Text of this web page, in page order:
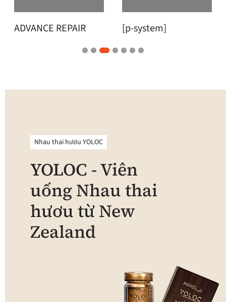
[p-system] CLEAR ACNES
Nhau thai hươu YOLOC
YOLOC - Viên
uống Nhau thai
hươu từ New
Zealand